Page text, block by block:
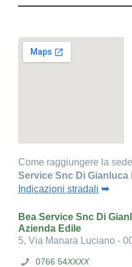
Come raggiungere la
Service Snc Di Gianluca
Indicazioni stradali ➥
Bea Service Snc Di
Azienda Edile
5, Via Manara Luciano -
0766 54XXXX